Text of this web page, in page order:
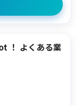
！ よくある業